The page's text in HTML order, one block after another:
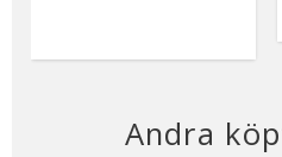
Andra